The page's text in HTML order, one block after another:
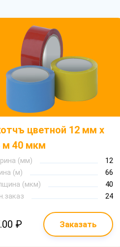
цветной 12 мм х
м 40 мкм
(мм)
12
(м)
66
(мкм)
40
24
₽ Заказать